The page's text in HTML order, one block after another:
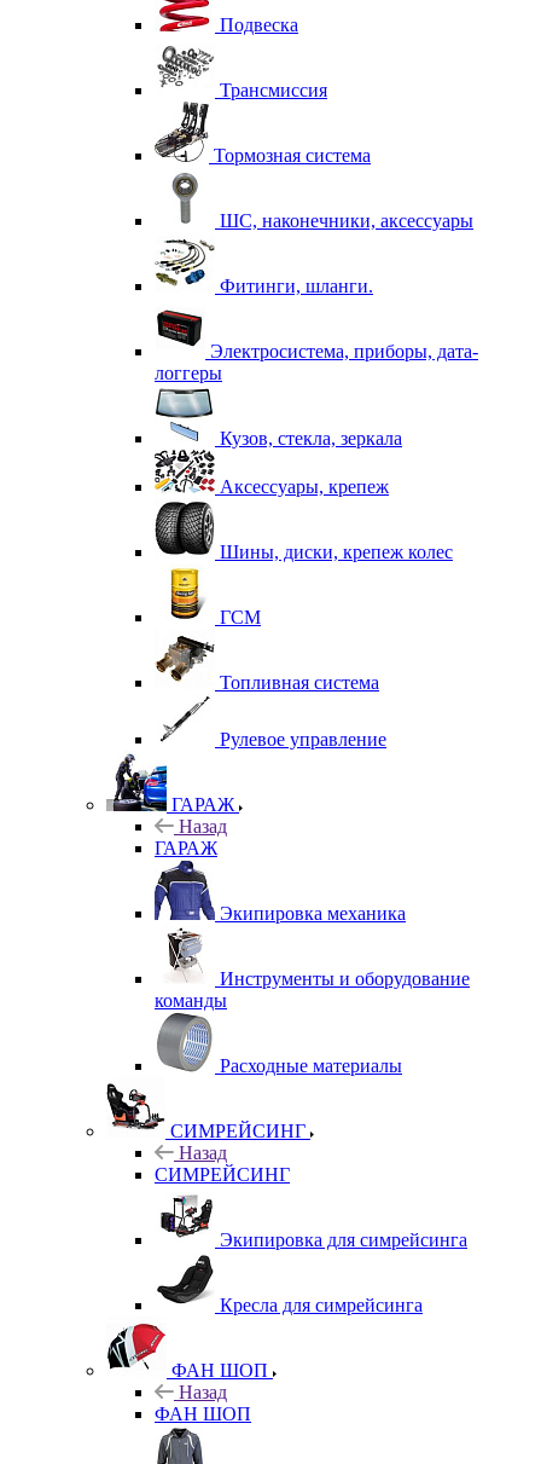
Подвеска
Трансмиссия
Тормозная система
ШС, наконечники, аксессуары
Фитинги, шланги.
Электросистема, приборы, дата-
логгеры
Кузов, стекла, зеркала
Аксессуары, крепеж
Шины, диски, крепеж колес
ГСМ
Топливная система
Рулевое управление
ГАРАЖ
Назад
ГАРАЖ
Экипировка механика
Инструменты и оборудование
команды
Расходные материалы
СИМРЕЙСИНГ
Назад
СИМРЕЙСИНГ
Экипировка для симрейсинга
Кресла для симрейсинга
ФАН ШОП
Назад
ФАН ШОП